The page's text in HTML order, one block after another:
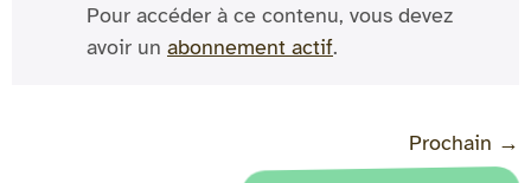
Pour accéder à ce contenu, vous devez
avoir un abonnement actif.
Prochain →